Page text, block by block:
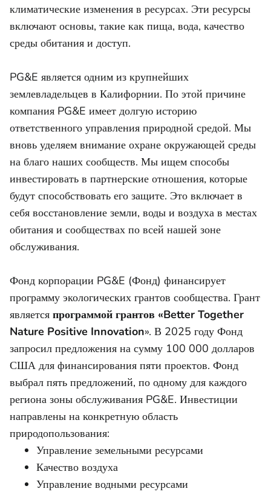
климатические изменения в ресурсах. Эти ресурсы
включают основы, такие как пища, вода, качество
среды обитания и доступ.
PG&E является одним из крупнейших
землевладельцев в Калифорнии. По этой причине
компания PG&E имеет долгую историю
ответственного управления природной средой. Мы
вновь уделяем внимание охране окружающей среды
на благо наших сообществ. Мы ищем способы
инвестировать в партнерские отношения, которые
будут способствовать его защите. Это включает в
себя восстановление земли, воды и воздуха в местах
обитания и сообществах по всей нашей зоне
обслуживания.
Фонд корпорации PG&E (Фонд) финансирует
программу экологических грантов сообщества. Грант
является программой грантов «Better Together
Nature Positive Innovation». В 2025 году Фонд
запросил предложения на сумму 100 000 долларов
США для финансирования пяти проектов. Фонд
выбрал пять предложений, по одному для каждого
региона зоны обслуживания PG&E. Инвестиции
направлены на конкретную область
природопользования:
Управление земельными ресурсами
Качество воздуха
Управление водными ресурсами